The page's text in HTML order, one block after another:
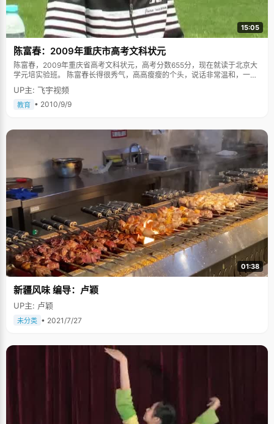
的问题让她很是头疼了一段时间。因为太粗心大意了，有时候做题总是小错
不断，虽然一再告诫自己要细心，但是做数学题，还是常犯些缺心眼的小错
误。最后，姜妍想了个招儿，把06、07年所有高考真题拿来做，"每做一套
题都会犯错，每犯一次错，我就改正，记住了，以后不犯了，"姜妍的这个办
很长一段时间，姜妍都很少去学校上自己，她对自己的自制力还不太自
信，"我这人爱讲话，在学校上自习就会跟周围的同学聊天啥的，不能安心学
习"，为此，姜妍特别向父母和老师申请在家自习。她给自己制定了一套适合
自己的学习进度，每天的学习任务。 面对姜妍的时候，我总觉得她的眼神中
透出一股子这个年龄女孩子少有的成熟和坚定，和那些刚进大一的女孩的雀
跃和好奇不同，她过于的沉静和从容。或许有人会觉得，如此的冷静和循规
蹈矩，是否会失去很多生活的乐趣，姜妍的答案是："不会"，那种在学习上
山小"，只有站在状元的位置上，才能体会到。或许，只要忍住了在自习课上
跟同学讲话，一点点的改变，你也可以是下一个状元！
15:05
陈富春：2009年重庆市高考文科状元
陈富春，2009年重庆省高考文科状元，高考分数655分，现在就读于北京大
学元培实验班。 陈富春长得很秀气，高高瘦瘦的个头，说话非常温和，一个
多小时的闲聊中，听得最多的词儿就是"水"。 "我是一个很水的人，爱玩电
脑，爱看小说"。 "我比较喜欢&lsquo;水&rsquo;一点的气氛，喜欢活跃一
点，太严格死板了会不舒服"。 时不时的，还有一些其他网络流行语"腐
成绩的起伏不定，陈富春没敢往北京大学上想，"根据我模拟考的成绩，我估
摸着能上人大就不错了。"没想到，这次高考，考题的难度正好与陈富春平时
做题的难易程度正好相吻合，于是考了一个很好的分数，有了资本来选择北
大。"这是以前都不敢想的，真的是人品大爆发了"，陈富春一脸的兴奋，就
好像昨天刚经历过高考一样。不过在众多老师的心中，还是对这个结果有着
预期。 从小被严格管教 "小时候，爸妈管教得特别严格，他们会逼着我写作
业，练字，尤其是练字，字写不端正就不准看电视"，陈富春邹了邹眉
头，"刚开始会哭会闹，后来渐渐就形成习惯了，自己会自觉地做作业，然后
再看电视"。 陈富春从小学五年级开始上奥数，坚持学了两年，从一开始的排
斥到后来的喜欢，额外的高难度学习对他的数学帮助特别大，做题的时候会
比其他同学反映快一些，脑子灵活一些。 很多时候，一个人的学习和生活习
惯来自于父母的管教，虽然陈富春一再说自己是一个很"水"的人，偶尔爱偷
点小懒，做点小闲事，但是在玩和学习这两件事情上，陈富春分得特别的清
楚。如果哪一次的卷子考分不理想，陈富春就会给自己下通牒"该多用点功
了"。于是接下来便是好几周的无娱乐时间。 靠咖啡为自己提神 高二上学期
课是语文课，陈富春最弱的科目，为了很好的完成学习，陈富春开始喝咖
的头脑来学习。 在勤奋排名上，陈富春把自己划分为"最努力的那一档"。"抓
好学习和上课的时间，认真努力，只要是学习的时间，一点都不允许自己分
的人，会买一堆参考书，做各种练习题，学习不同的思路和方法"。 跟爸爸一
春的爸妈特别头疼，打了好几次，依然屡教不改。直到有一次，陈富春的爸
爸再次找到了网吧，跟着儿子玩了一次《魔兽争霸》后，陈富春玩电脑从偷
以的，而且像《星际争霸》这样的战略游戏，也能适当的锻炼大脑，"陈富春
说，"我爸有时间的时候也会跟我比试一把"。当然，玩游戏的前提是"学习成
绩不能掉"。于是为了更好的玩，陈富春只有加倍地学，提高学习效率。 玩游
UP主: 飞宇视频
教育 • 2010/9/9
01:38
新疆风味 编导：卢颖
UP主: 卢颖
未分类 • 2021/7/27